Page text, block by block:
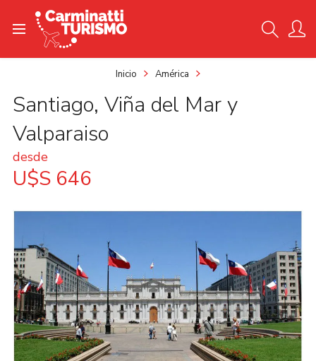
Inicio América
Santiago, Viña del Mar y
Valparaiso
desde
U$S 646